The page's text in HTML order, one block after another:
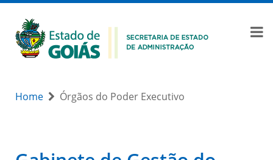
Home Órgãos do Poder Executivo